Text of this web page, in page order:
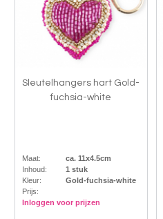
Sleutelhangers hart Gold-
fuchsia-white
Maat:
ca. 11x4.5cm
Inhoud:
1 stuk
Kleur:
Gold-fuchsia-white
Prijs:
Inloggen voor prijzen